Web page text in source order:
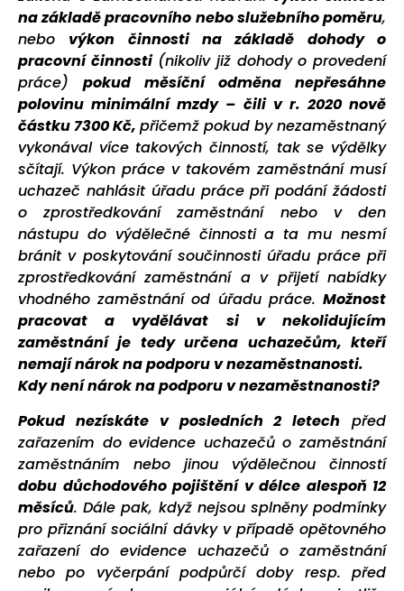
na základě pracovního nebo služebního poměru,
nebo výkon činnosti na základě dohody o
pracovní činnosti(nikoliv již dohody o provedení
práce) pokud měsíční odměna nepřesáhne
polovinu minimální mzdy – čili v r. 2020 nově
částku 7300 Kč, přičemž pokud by nezaměstnaný
vykonával více takových činností, tak se výdělky
sčítají. Výkon práce v takovém zaměstnání musí
uchazeč nahlásit úřadu práce při podání žádosti
o zprostředkování zaměstnání nebo v den
nástupu do výdělečné činnosti a ta mu nesmí
bránit v poskytování součinnosti úřadu práce při
zprostředkování zaměstnání a v přijetí nabídky
vhodného zaměstnání od úřadu práce. Možnost
pracovat a vydělávat si v nekolidujícím
zaměstnání je tedy určena uchazečům, kteří
nemají nárok na podporu v nezaměstnanosti.
Kdy není nárok na podporu v nezaměstnanosti?
Pokud nezískáte v posledních 2 letech před
zařazením do evidence uchazečů o zaměstnání
zaměstnáním nebo jinou výdělečnou činností
dobu důchodového pojištění v délce alespoň 12
měsíců. Dále pak, když nejsou splněny podmínky
pro přiznání sociální dávky v případě opětovného
zařazení do evidence uchazečů o zaměstnání
nebo po vyčerpání podpůrčí doby resp. před